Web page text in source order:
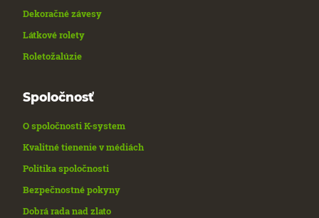
Dekoračné závesy
Látkové rolety
Roletožalúzie
Spoločnosť
O spoločnosti K-system
Kvalitné tienenie v médiách
Politika spoločnosti
Bezpečnostné pokyny
Dobrá rada nad zlato